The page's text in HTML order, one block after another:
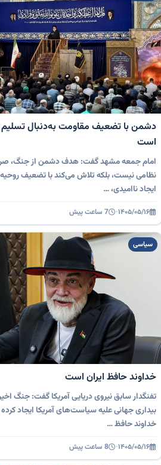
دشمن با تضعیف مقاومت به‌دنبال تسلیم
است
امام جمعه مشهد گفت: هدف دشمن از جنگ،
نظامی نیست، بلکه تلاش می‌کند با تضعیف
ایجاد ناامیدی، …
۱۴۰۵/۰۵/۱۶· 7 ساعت پیش
سیاسی
خداوند حافظ ایران است
تفنگدار سابق نیروی دریایی آمریکا گفت: جنگ
بیداری جهانی علیه سیاست‌های آمریکا ایجاد کرده
خداوند حافظ …
۱۴۰۵/۰۵/۱۶· 8 ساعت پیش